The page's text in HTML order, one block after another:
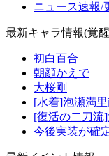
ニュース速報/
最新キャラ情報(覚
初白百合
朝顔かえで
大桜剛
[水着]泡瀬満
[復活の二刀流
今後実装が確